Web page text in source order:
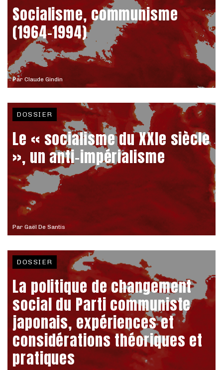
Par Claude Gindin
Socialisme, communisme
(1964-1994)
Par Gaël De Santis
DOSSIER
Le « socialisme du XXIe siècle
», un anti-impérialisme
DOSSIER
La politique de changement
social du Parti communiste
japonais, expériences et
considérations théoriques et
pratiques